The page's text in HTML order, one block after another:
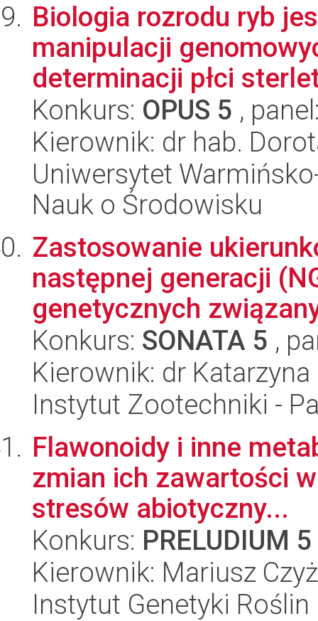
Biologia rozrodu ryb
manipulacji
determinacji płci
Konkurs: OPUS 5 ,
Kierownik: dr hab.
Uniwersytet
Nauk o Środowisku
Zastosowanie
następnej generacji
genetycznych
Konkurs: SONATA 5 ,
Kierownik: dr
Instytut Zootechniki -
Flawonoidy i inne
zmian ich zawartości
stresów abiotyczny...
Konkurs: PRELUDIUM 5
Kierownik: Mariusz
Instytut Genetyki Roślin